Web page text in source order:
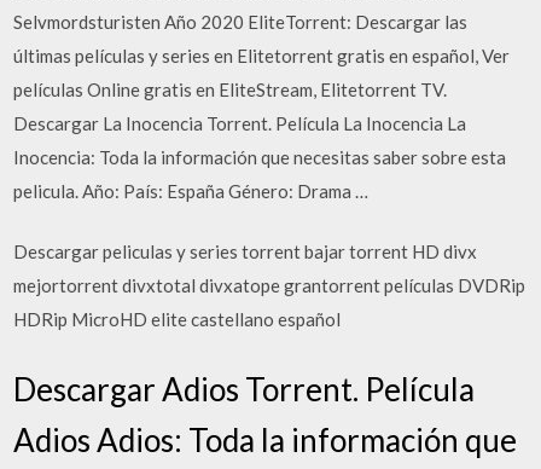
Selvmordsturisten Año 2020 EliteTorrent: Descargar las
últimas películas y series en Elitetorrent gratis en español, Ver
películas Online gratis en EliteStream, Elitetorrent TV.
Descargar La Inocencia Torrent. Película La Inocencia La
Inocencia: Toda la información que necesitas saber sobre esta
pelicula. Año: País: España Género: Drama …
Descargar peliculas y series torrent bajar torrent HD divx
mejortorrent divxtotal divxatope grantorrent películas DVDRip
HDRip MicroHD elite castellano español
Descargar Adios Torrent. Película
Adios Adios: Toda la información que